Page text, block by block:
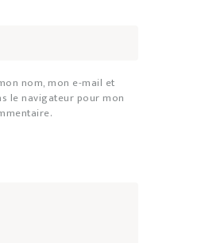
nom, mon e-mail et
le navigateur pour mon